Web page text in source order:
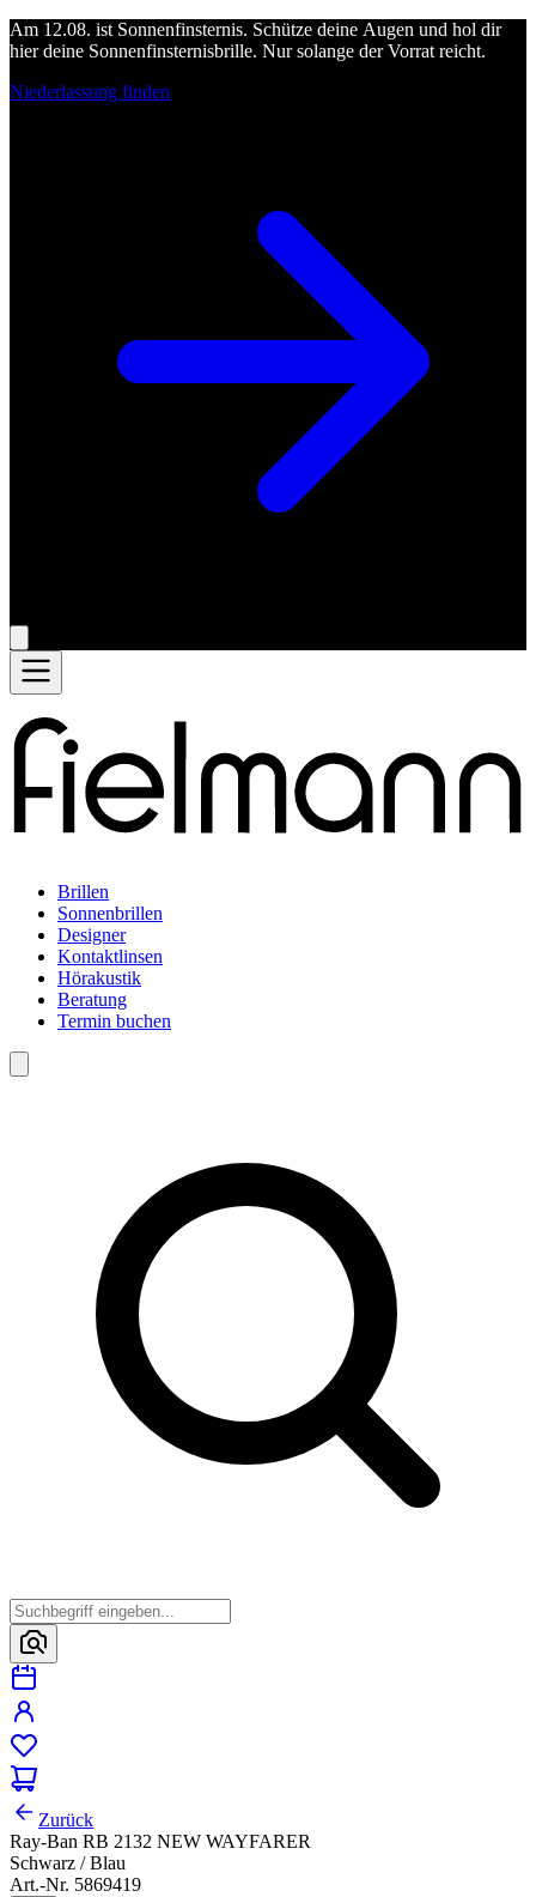
Am 12.08. ist Sonnenfinsternis. Schütze deine Augen und hol dir
hier deine Sonnenfinsternisbrille. Nur solange der Vorrat reicht.
Niederlassung finden
Brillen
Sonnenbrillen
Designer
Kontaktlinsen
Hörakustik
Beratung
Termin buchen
Zurück
Ray-Ban RB 2132 NEW WAYFARER
Schwarz / Blau
Art.-Nr. 5869419